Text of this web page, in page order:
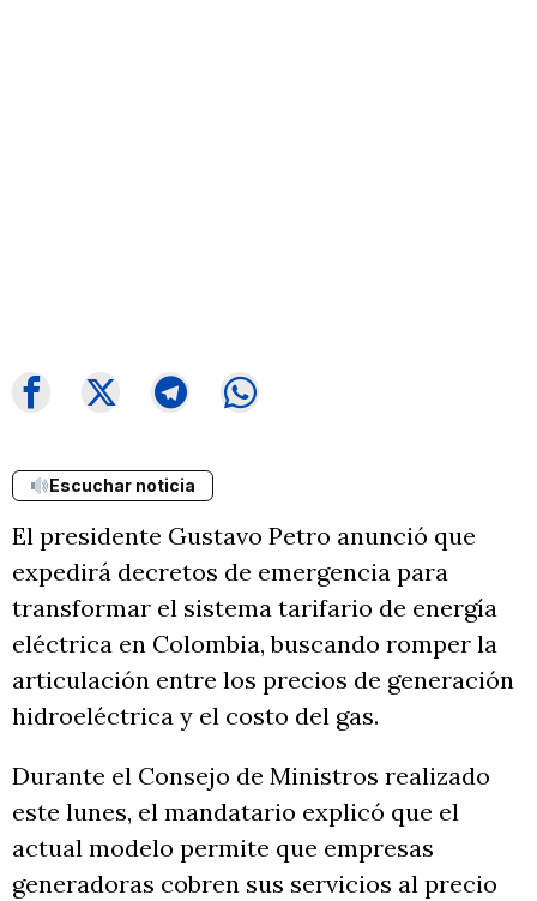
Escuchar noticia
El presidente Gustavo Petro anunció que
expedirá decretos de emergencia para
transformar el sistema tarifario de energía
eléctrica en Colombia, buscando romper la
articulación entre los precios de generación
hidroeléctrica y el costo del gas.
Durante el Consejo de Ministros realizado
este lunes, el mandatario explicó que el
actual modelo permite que empresas
generadoras cobren sus servicios al precio